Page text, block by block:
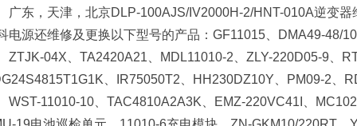
广东，天津，北京DLP-100AJS/IV2000H-2/HNT-010A逆变
电源还维修及更换以下型号的产品：GF11015、DMA49-48/
ZTJK-04X、TA2420A21、MDL11010-2、ZLY-220D05-9、
、IR75050T2、HH230DZ10Y、PM09-2、
WST-11010-10、TAC4810A2A3K、EMZ-220VC41I、